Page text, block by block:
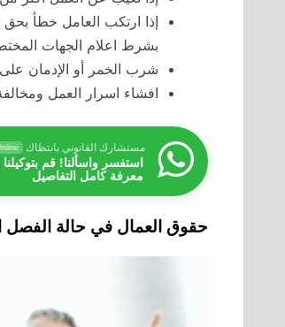
إذا ارتكب العامل خطأ
بشرط اعلام الجهات المختصة خلال 24 ساعة
شرب الخمر أو الإدمان
افشاء اسرار العمل
مستشارك القانوني بانتظاك
استفسر واسألنا! قم بتوكيلنا
معرفة كامل التفاصيل
حقوق العمال في حالة الفصل